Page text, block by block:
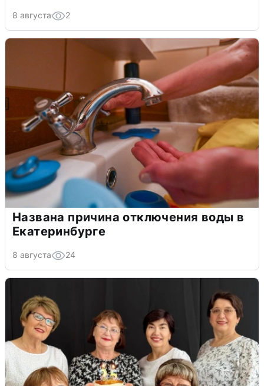
8 августа 2
Названа причина отключения воды в
Екатеринбурге
8 августа 24